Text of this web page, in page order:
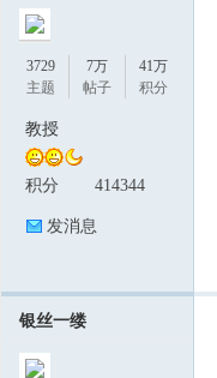
3729
主题
7万
帖子
41万
积分
教授
积分 414344
发消息
银丝一缕